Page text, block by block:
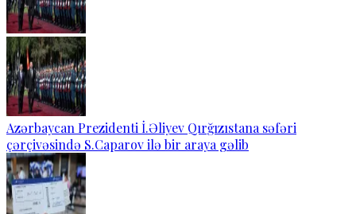
Azərbaycan Prezidenti İ.Əliyev Qırğızıstana səfəri
çərçivəsində S.Caparov ilə bir araya gəlib